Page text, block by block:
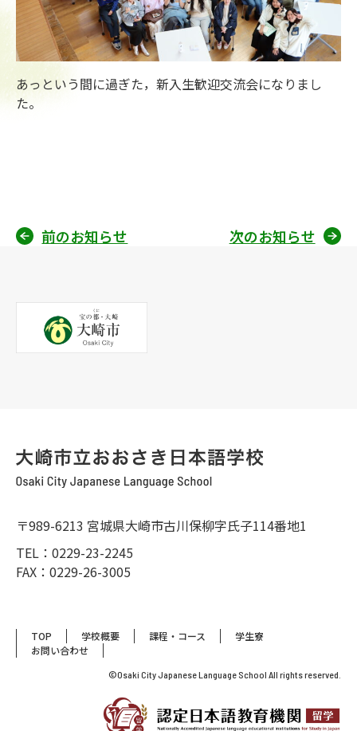
あっという間に過ぎた，新入生歓迎交流会になりまし
た。
投
ナ
ゲ
ョ
ン
前のお知らせ 次のお知らせ
〒989-6213 宮城県大崎市古川保柳字氏子114番地1
TEL：0229-23-2245
FAX：0229-26-3005
TOP 学校概要 課程・コース
学生寮
お問い合わせ
©Osaki City Japanese Language School All rights reserved.